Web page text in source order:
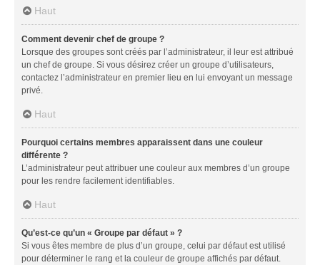
Haut
Comment devenir chef de groupe ?
Lorsque des groupes sont créés par l’administrateur, il leur est attribué
un chef de groupe. Si vous désirez créer un groupe d’utilisateurs,
contactez l’administrateur en premier lieu en lui envoyant un message
privé.
Haut
Pourquoi certains membres apparaissent dans une couleur
différente ?
L’administrateur peut attribuer une couleur aux membres d’un groupe
pour les rendre facilement identifiables.
Haut
Qu’est-ce qu’un « Groupe par défaut » ?
Si vous êtes membre de plus d’un groupe, celui par défaut est utilisé
pour déterminer le rang et la couleur de groupe affichés par défaut.